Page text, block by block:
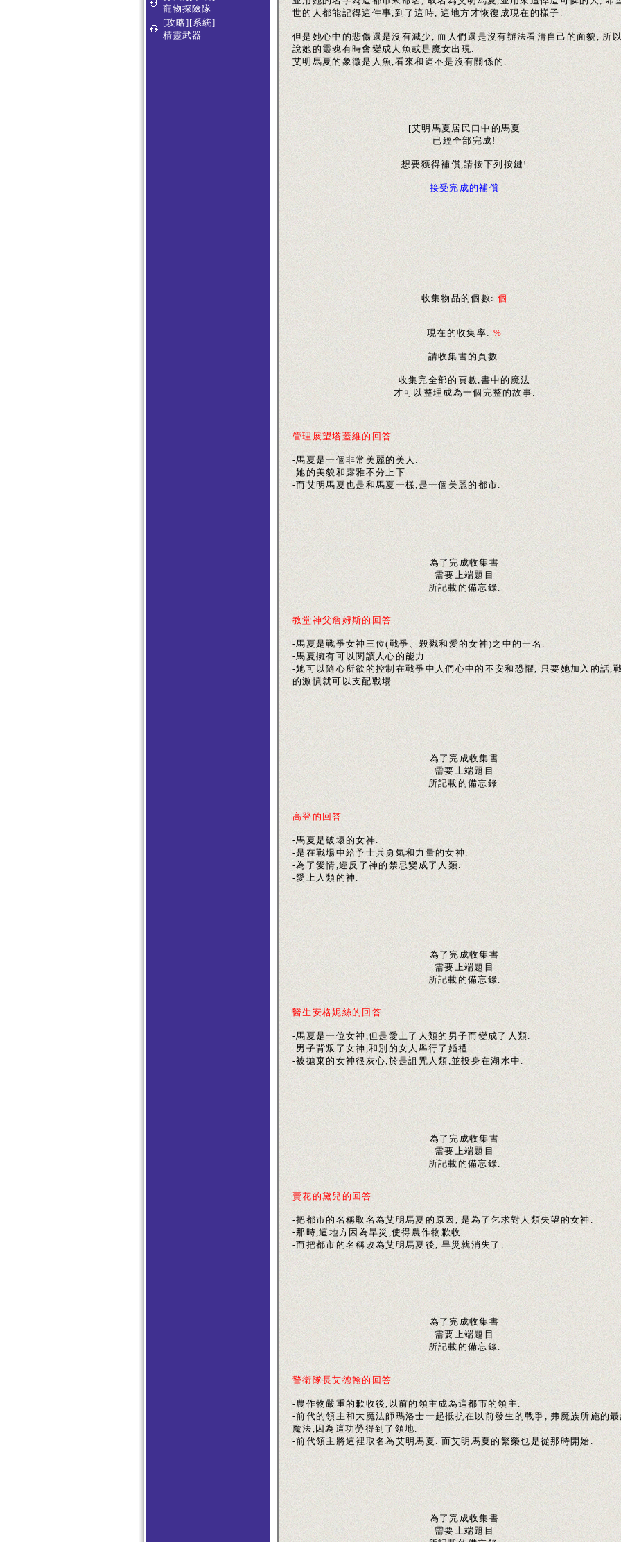
寵物探險隊
[攻略][系統]
精靈武器
世的人都能記得這件事,到了這時, 這地方才恢復成現在的樣子.
但是她心中的悲傷還是沒有減少, 而人們還是沒有辦法看清自己的面貌, 所
說她的靈魂有時會變成人魚或是魔女出現.
艾明馬夏的象徵是人魚,看來和這不是沒有關係的.
[艾明馬夏居民口中的馬夏
已經全部完成!
想要獲得補償,請按下列按鍵!
接受完成的補償
收集物品的個數: 個
現在的收集率: %
請收集書的頁數.
收集完全部的頁數,書中的魔法
才可以整理成為一個完整的故事.
管理展望塔蓋維的回答
-馬夏是一個非常美麗的美人.
-她的美貌和露雅不分上下.
-而艾明馬夏也是和馬夏一樣,是一個美麗的都市.
為了完成收集書
需要上端題目
所記載的備忘錄.
教堂神父詹姆斯的回答
-馬夏是戰爭女神三位(戰爭、殺戮和愛的女神)之中的一名.
-馬夏擁有可以閱讀人心的能力.
-她可以隨心所欲的控制在戰爭中人們心中的不安和恐懼, 只要她加入的話,
的激憤就可以支配戰場.
為了完成收集書
需要上端題目
所記載的備忘錄.
高登的回答
-馬夏是破壞的女神.
-是在戰場中給予士兵勇氣和力量的女神.
-為了愛情,違反了神的禁忌變成了人類.
-愛上人類的神.
為了完成收集書
需要上端題目
所記載的備忘錄.
醫生安格妮絲的回答
-馬夏是一位女神,但是愛上了人類的男子而變成了人類.
-男子背叛了女神,和別的女人舉行了婚禮.
-被拋棄的女神很灰心,於是詛咒人類,並投身在湖水中.
為了完成收集書
需要上端題目
所記載的備忘錄.
賣花的黛兒的回答
-把都市的名稱取名為艾明馬夏的原因, 是為了乞求對人類失望的女神.
-那時,這地方因為旱災,使得農作物歉收.
-而把都市的名稱改為艾明馬夏後, 旱災就消失了.
為了完成收集書
需要上端題目
所記載的備忘錄.
警衛隊長艾德翰的回答
-農作物嚴重的歉收後,以前的領主成為這都市的領主.
-前代的領主和大魔法師瑪洛士一起抵抗在以前發生的戰爭, 弗魔族所施的
魔法,因為這功勞得到了領地.
-前代領主將這裡取名為艾明馬夏. 而艾明馬夏的繁榮也是從那時開始.
為了完成收集書
需要上端題目